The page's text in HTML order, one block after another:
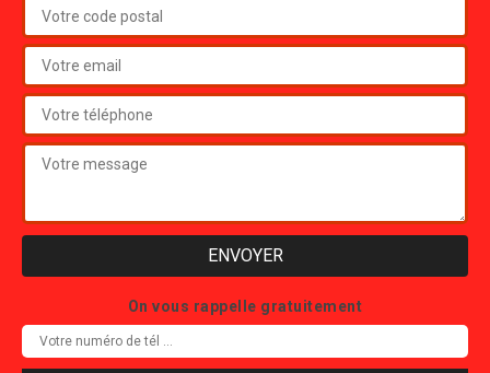
On vous rappelle gratuitement